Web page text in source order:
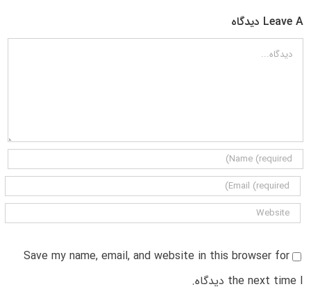
Leave A دیدگاه
دیدگاه
Save my name, email, and website in this browser for
the next time I دیدگاه.